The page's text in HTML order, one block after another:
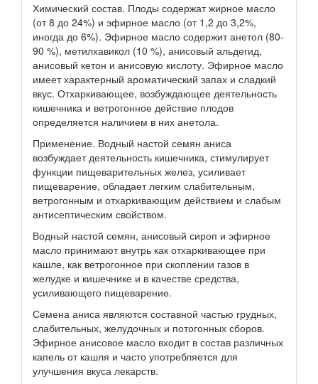
Химический состав. Плоды содержат жирное масло
(от 8 до 24%) и эфирное масло (от 1,2 до 3,2%,
иногда до 6%). Эфирное масло содержит анетол (80-
90 %), метилхавикол (10 %), анисовый альдегид,
анисовый кетон и анисовую кислоту. Эфирное масло
имеет характерный ароматический запах и сладкий
вкус. Отхаркивающее, возбуждающее деятельность
кишечника и ветрогонное действие плодов
определяется наличием в них анетола.
Применение. Водный настой семян аниса
возбуждает деятельность кишечника, стимулирует
функции пищеварительных желез, усиливает
пищеварение, обладает легким слабительным,
ветрогонным и отхаркивающим действием и слабым
антисептическим свойством.
Водный настой семян, анисовый сироп и эфирное
масло принимают внутрь как отхаркивающее при
кашле, как ветрогонное при скоплении газов в
желудке и кишечнике и в качестве средства,
усиливающего пищеварение.
Семена аниса являются составной частью грудных,
слабительных, желудочных и потогонных сборов.
Эфирное анисовое масло входит в состав различных
капель от кашля и часто употребляется для
улучшения вкуса лекарств.